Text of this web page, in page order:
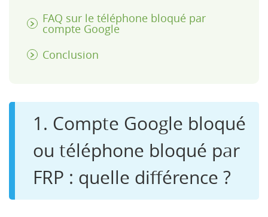
FAQ sur le téléphone bloqué par
compte Google
Conclusion
1. Compte Google bloqué
ou téléphone bloqué par
FRP : quelle différence ?